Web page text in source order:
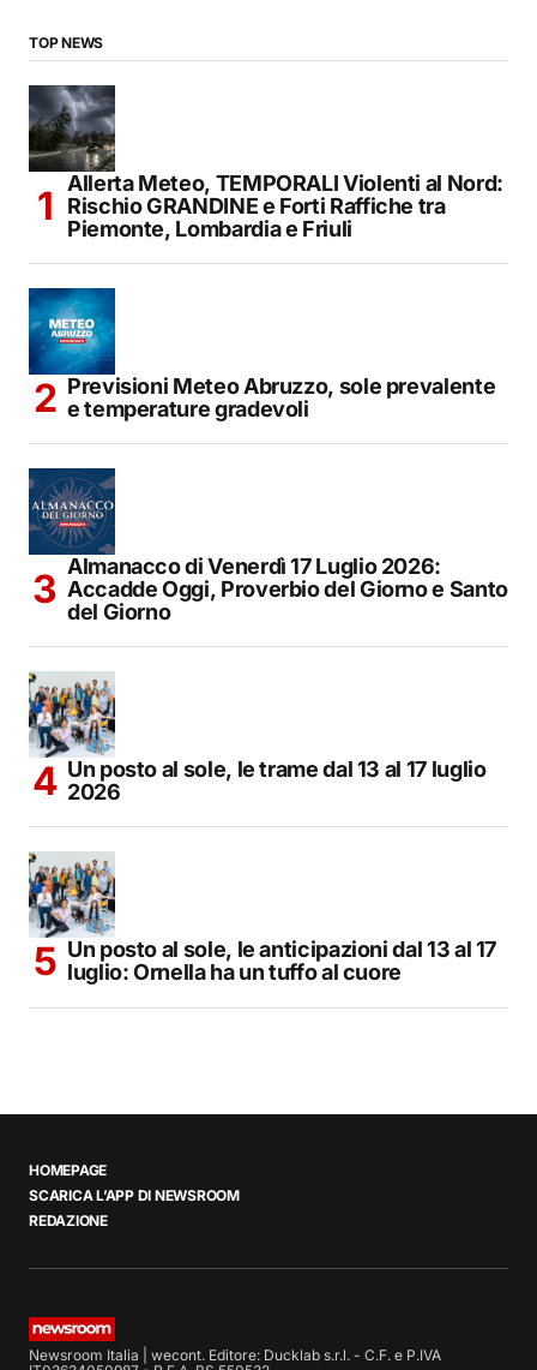
TOP NEWS
Allerta Meteo, TEMPORALI Violenti al Nord:
Rischio GRANDINE e Forti Raffiche tra
Piemonte, Lombardia e Friuli
Previsioni Meteo Abruzzo, sole prevalente
e temperature gradevoli
Almanacco di Venerdì 17 Luglio 2026:
Accadde Oggi, Proverbio del Giorno e Santo
del Giorno
Un posto al sole, le trame dal 13 al 17 luglio
2026
Un posto al sole, le anticipazioni dal 13 al 17
luglio: Ornella ha un tuffo al cuore
HOMEPAGE
SCARICA L’APP DI NEWSROOM
REDAZIONE
Newsroom Italia | wecont. Editore: Ducklab s.r.l. - C.F. e P.IVA